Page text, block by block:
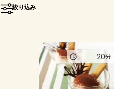
トーク
よくあるお問い合
絞り込み
20分